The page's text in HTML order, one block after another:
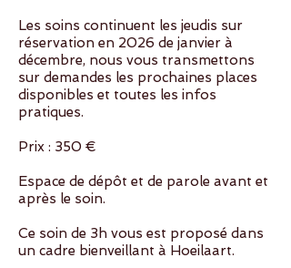
Les soins continuent les jeudis sur
réservation en 2026 de janvier à
décembre, nous vous transmettons
sur demandes les prochaines places
disponibles et toutes les infos
pratiques.
Prix : 350 €
Espace de dépôt et de parole avant et
après le soin.
Ce soin de 3h vous est proposé dans
un cadre bienveillant à Hoeilaart.